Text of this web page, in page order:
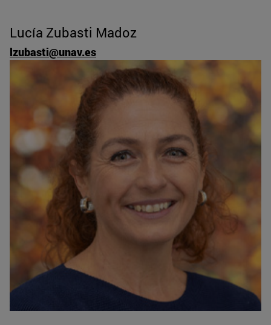
Lucía Zubasti Madoz
lzubasti@unav.es